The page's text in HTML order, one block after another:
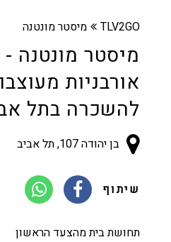
TLV2GO מיסטר מונטנה
מיסטר מונטנה -
אורבניות
להשכרה בתל
בן יהודה 107, תל אביב
שיתוף
תחושת בית מהצעד הראשון